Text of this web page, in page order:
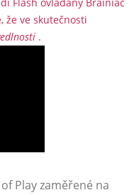
Flash ovládaný Brainiac
že ve skutečnosti
.
Play zaměřené na